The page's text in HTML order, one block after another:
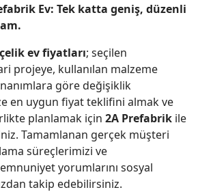
Ev: Tek katta geniş, düzenli
ev fiyatları; seçilen
projeye, kullanılan malzeme
göre değişiklik
en uygun fiyat teklifini almak ve
planlamak için 2A Prefabrik ile
Tamamlanan gerçek müşteri
süreçlerimizi ve
yorumlarını sosyal
takip edebilirsiniz.